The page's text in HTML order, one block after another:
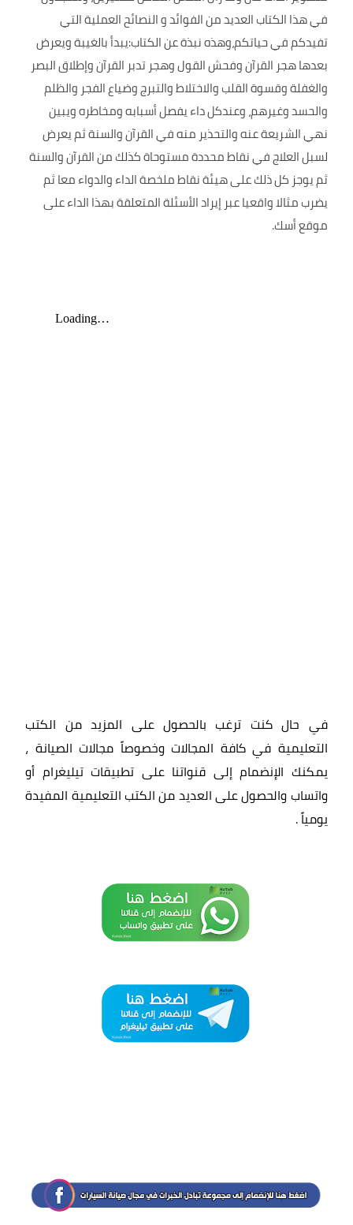
في هذا الكتاب العديد من الفوائد و النصائح العملية التي
تفيدكم في حياتكم،وهذه نبذة عن الكتاب:يبدأ بالغيبة ويعرض
بعدها هجر القرآن وفحش القول وهجر تدبر القرآن وإطلاق البصر
والغفلة وقسوة القلب والاختلاط والتبرج وضياع الفجر والظلم
والحسد وغيرهم، وعندكل داء يفصل أسبابه ومخاطره ويبين
نهي الشريعة عنه والتحذير منه في القرآن والسنة ثم يعرض
لسبل العلاج في نقاط محددة مستوحاة كذلك من القرآن والسنة
ثم يوجز كل ذلك على هيئة نقاط ملخصة الداء والدواء معا ثم
يضرب مثالا واقعيا عبر إيراد الأسئلة المتعلقة بهذا الداء على
موقع أسك.
في حال كنت ترغب بالحصول على المزيد من الكتب
التعليمية في كافة المجالات وخصوصاً مجالات الصيانة ،
يمكنك الإنضمام إلى قنواتنا على تطبيقات تيليغرام أو
واتساب والحصول على العديد من الكتب التعليمية المفيدة
يومياً.